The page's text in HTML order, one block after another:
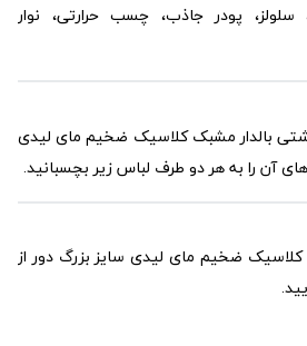
سلولز، پودر جاذب، چسب حرارتی، نوار
بالدار مشبک کلاسیک ضخیم مای لیدی
آن را به هر دو طرف لباس زیر بچسبانید.
کلاسیک ضخیم مای لیدی سایز بزرگ دور از